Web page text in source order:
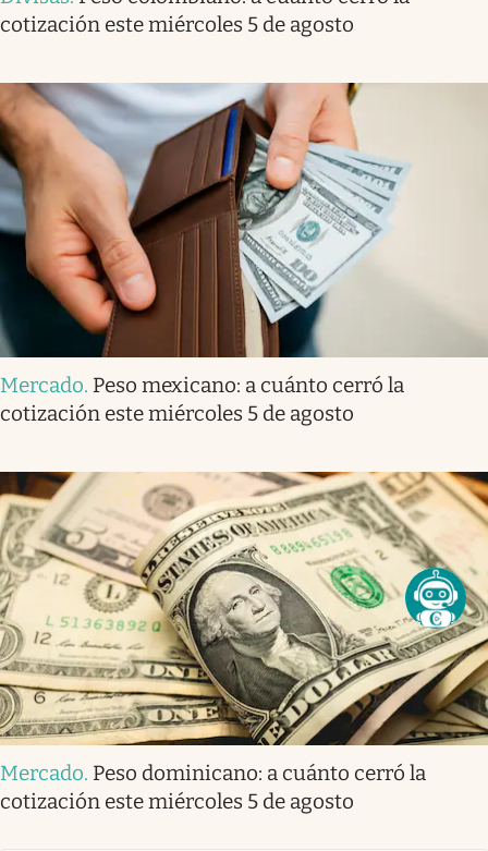
cotización este miércoles 5 de agosto
Mercado. Peso mexicano: a cuánto cerró la
cotización este miércoles 5 de agosto
Mercado. Peso dominicano: a cuánto cerró la
cotización este miércoles 5 de agosto